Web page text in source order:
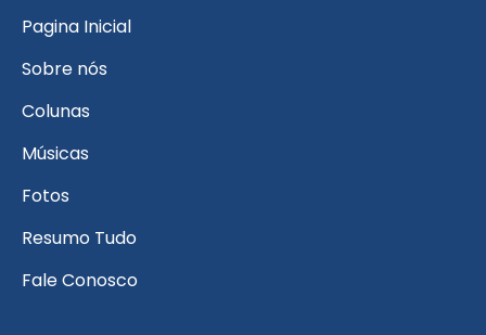
Pagina Inicial
Sobre nós
Colunas
Músicas
Fotos
Resumo Tudo
Fale Conosco